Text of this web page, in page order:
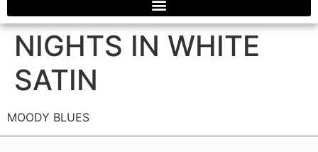
NIGHTS IN WHITE
SATIN
MOODY BLUES